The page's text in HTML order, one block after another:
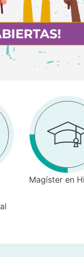
Magíster en